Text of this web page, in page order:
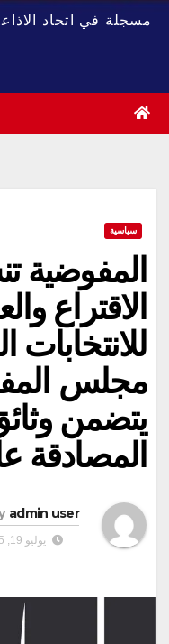
مسجلة في اتحاد
سياسية
المفوضية
الاقتراع
للانتخابات
مجلس
يتضمن
المصادقة
admin user
يوليو 19, 2025